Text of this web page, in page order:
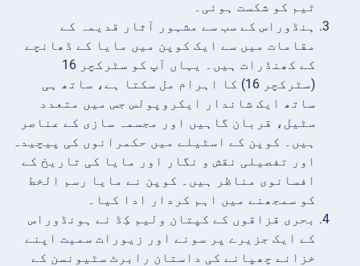
ٹیم کو شکست ہوئی۔
ہنڈوراس کے سب سے مشہور آثار قدیمہ کے
مقامات میں سے ایک کوپن میں مایا کے ڈھانچے
کے کھنڈرات ہیں۔ یہاں آپ کو سٹرکچر 16
(سٹرکچر 16) کا اہرام مل سکتا ہے، ساتھ ہی
ساتھ ایک شاندار ایکروپولس جس میں متعدد
سٹیل، قربان گاہیں اور مجسمہ سازی کے عناصر
ہیں۔ کوپن کے اسٹیلے میں حکمرانوں کی پیچیدہ
اور تفصیلی نقش و نگار اور مایا کی تاریخ کے
افسانوی مناظر ہیں۔ کوپن نے مایا رسم الخط
کو سمجھنے میں اہم کردار ادا کیا۔
بحری قزاقوں کے کپتان ولیم کِڈ نے ہونڈوراس
کے ایک جزیرے پر سونے اور زیورات سمیت اپنے
خزانے چھپانے کی داستان رابرٹ سٹیونسن کے